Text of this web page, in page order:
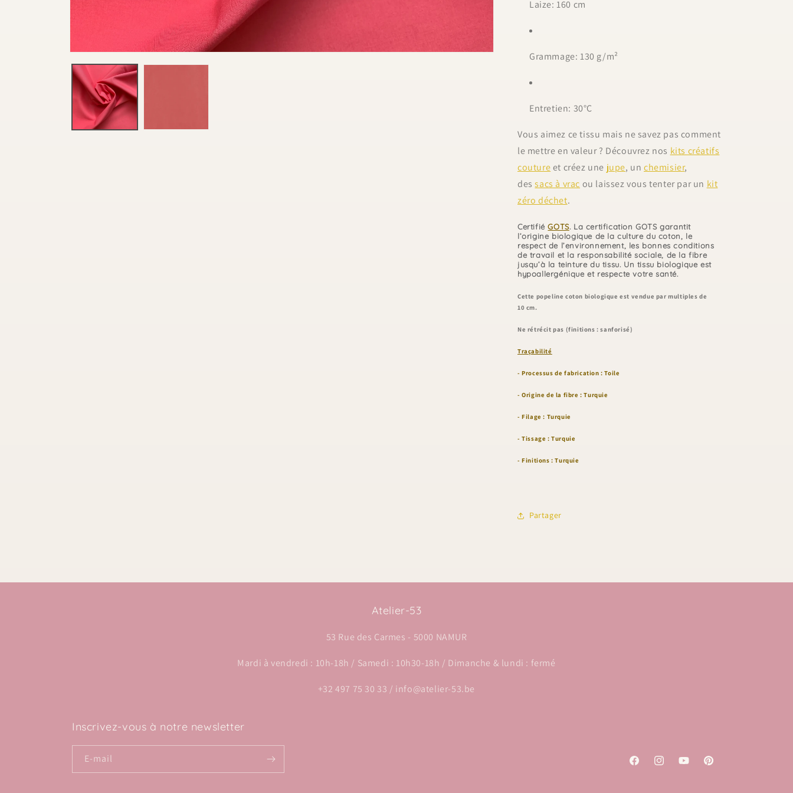
Laize: 160 cm
Grammage: 130 g/m²
Entretien: 30°C
Vous aimez ce tissu mais ne savez pas comment
le mettre en valeur ? Découvrez nos kits créatifs
coutureet créez une jupe, unchemisier,
dessacs à vrac ou laissez vous tenter par un kit
zéro déchet.
CertifiéGOTS. La certification GOTS garantit
l’origine biologique de la culture du coton, le
respect de l’environnement, les bonnes conditions
de travail et la responsabilité sociale, de la fibre
jusqu’à la teinture du tissu. Un tissu biologique est
hypoallergénique et respecte votre santé.
Cette popeline coton biologique est vendue parmultiples de
10 cm.
Ne rétrécit pas (finitions : sanforisé)
Traçabilité
-Processus de fabrication : Toile
- Origine de la fibre : Turquie
- Filage : Turquie
- Tissage :Turquie
- Finitions :Turquie
Partager
Atelier-53
53 Rue des Carmes - 5000 NAMUR
Mardi à vendredi : 10h-18h / Samedi : 10h30-18h / Dimanche & lundi : fermé
+32 497 75 30 33 / info@atelier-53.be
Inscrivez-vous à notre newsletter
E-mail
FacebookInstagramYouTubePinterest